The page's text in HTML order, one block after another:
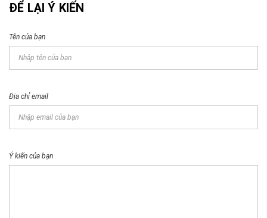
ĐỂ LẠI Ý KIẾN
Tên của bạn
Địa chỉ email
Ý kiến của bạn